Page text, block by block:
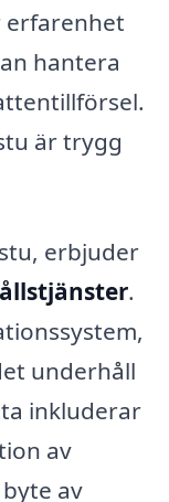
erfarenhet
hantera
är trygg
erbjuder
.
underhåll
inkluderar
av
av